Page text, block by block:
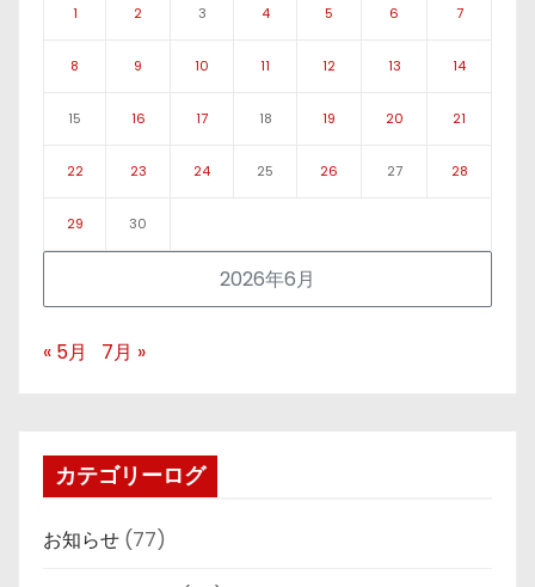
2026年6月
1 2 3 4 5 6 7
8 9 10 11 12 13 14
15 16 17 18 19 20 21
22 23 24 25 26 27 28
29 30
« 5月 7月 »
カテゴリーログ
お知らせ (77)